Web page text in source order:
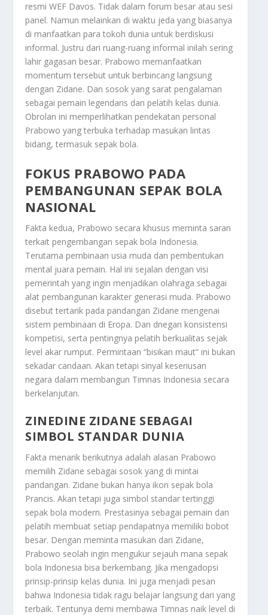
resmi WEF Davos. Tidak dalam forum besar atau sesi
panel. Namun melainkan di waktu jeda yang biasanya
di manfaatkan para tokoh dunia untuk berdiskusi
informal. Justru dari ruang-ruang informal inilah sering
lahir gagasan besar. Prabowo memanfaatkan
momentum tersebut untuk berbincang langsung
dengan Zidane. Dan sosok yang sarat pengalaman
sebagai pemain legendaris dan pelatih kelas dunia.
Obrolan ini memperlihatkan pendekatan personal
Prabowo yang terbuka terhadap masukan lintas
bidang, termasuk sepak bola.
FOKUS PRABOWO PADA
PEMBANGUNAN SEPAK BOLA
NASIONAL
Fakta kedua, Prabowo secara khusus meminta saran
terkait pengembangan sepak bola Indonesia.
Terutama pembinaan usia muda dan pembentukan
mental juara pemain. Hal ini sejalan dengan visi
pemerintah yang ingin menjadikan olahraga sebagai
alat pembangunan karakter generasi muda. Prabowo
disebut tertarik pada pandangan Zidane mengenai
sistem pembinaan di Eropa. Dan dnegan konsistensi
kompetisi, serta pentingnya pelatih berkualitas sejak
level akar rumput. Permintaan “bisikan maut” ini bukan
sekadar candaan. Akan tetapi sinyal keseriusan
negara dalam membangun Timnas Indonesia secara
berkelanjutan.
ZINEDINE ZIDANE SEBAGAI
SIMBOL STANDAR DUNIA
Fakta menarik berikutnya adalah alasan Prabowo
memilih Zidane sebagai sosok yang di mintai
pandangan. Zidane bukan hanya ikon sepak bola
Prancis. Akan tetapi juga simbol standar tertinggi
sepak bola modern. Prestasinya sebagai pemain dan
pelatih membuat setiap pendapatnya memiliki bobot
besar. Dengan meminta masukan dari Zidane,
Prabowo seolah ingin mengukur sejauh mana sepak
bola Indonesia bisa berkembang. Jika mengadopsi
prinsip-prinsip kelas dunia. Ini juga menjadi pesan
bahwa Indonesia tidak ragu belajar langsung dari yang
terbaik. Tentunya demi membawa Timnas naik level di